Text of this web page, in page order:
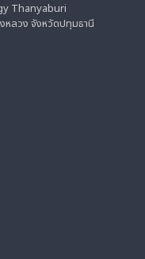
Thanyaburi
หลวง จังหวัดปทุมธานี